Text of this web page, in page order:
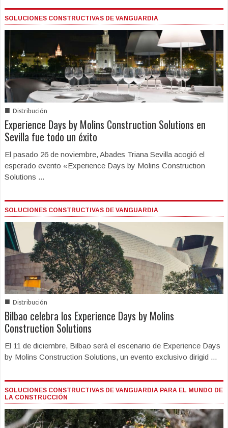
SOLUCIONES CONSTRUCTIVAS DE VANGUARDIA
■ Distribución
Experience Days by Molins Construction Solutions en
Sevilla fue todo un éxito
El pasado 26 de noviembre, Abades Triana Sevilla acogió el
esperado evento «Experience Days by Molins Construction
Solutions ...
SOLUCIONES CONSTRUCTIVAS DE VANGUARDIA
■ Distribución
Bilbao celebra los Experience Days by Molins
Construction Solutions
El 11 de diciembre, Bilbao será el escenario de Experience Days
by Molins Construction Solutions, un evento exclusivo dirigid ...
SOLUCIONES CONSTRUCTIVAS DE VANGUARDIA PARA EL MUNDO DE
LA CONSTRUCCIÓN